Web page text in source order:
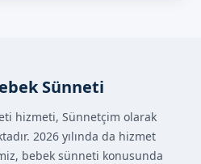
Sünneti
hizmeti, Sünnetçim olarak
2026 yılında da hizmet
bebek sünneti konusunda